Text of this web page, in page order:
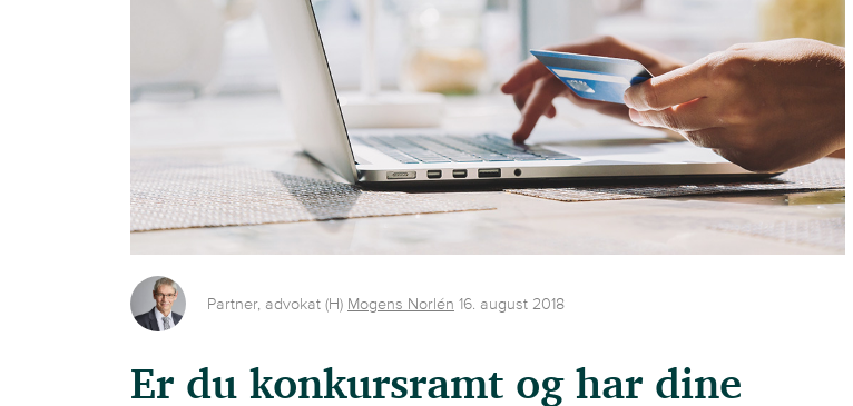
Partner, advokat (H) Mogens Norlén 16. august 2018
Er du konkursramt og har dine